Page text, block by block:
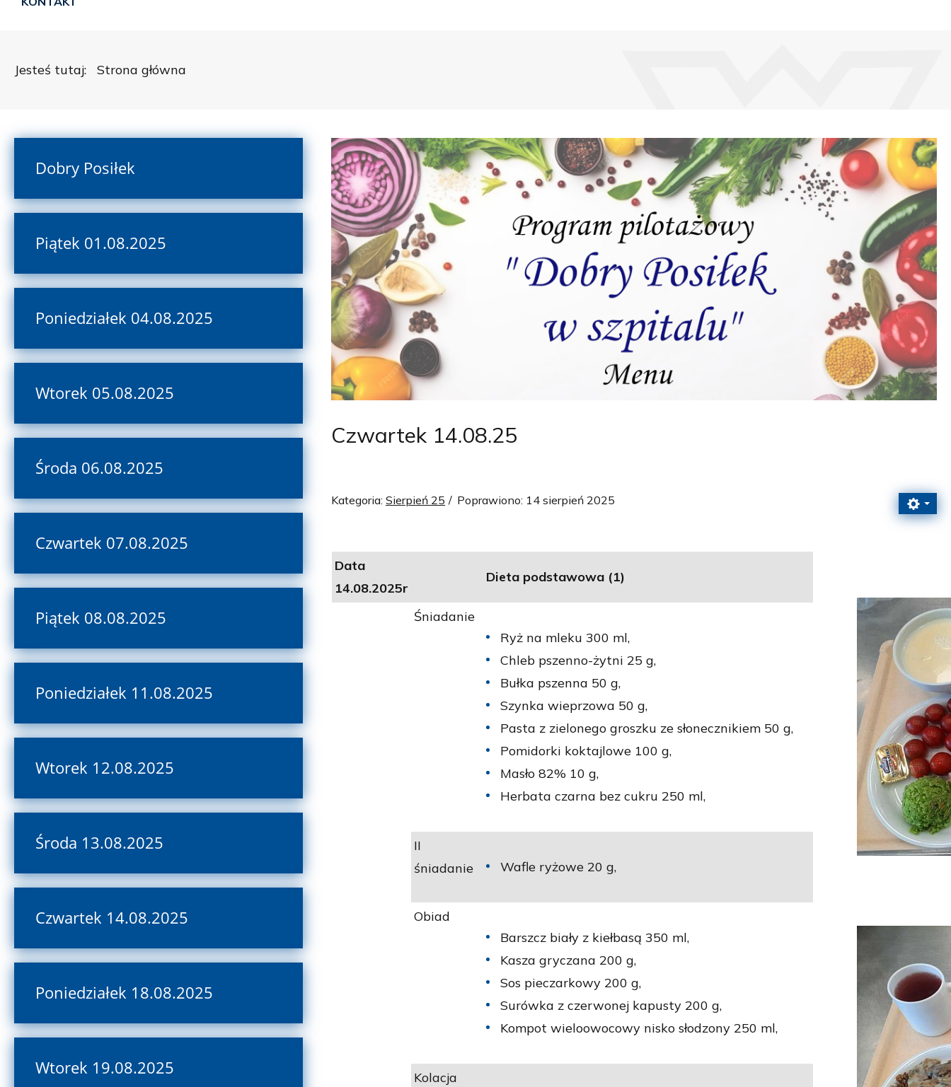
Jesteś tutaj: Strona główna
Czwartek 14.08.25
Kategoria: Sierpień 25 Poprawiono: 14 sierpień 2025
Data
14.08.2025r
Dieta podstawowa (1)
Śniadanie
Ryż na mleku 300 ml,
Chleb pszenno-żytni 25 g,
Bułka pszenna 50 g,
Szynka wieprzowa 50 g,
Pasta z zielonego groszku ze słonecznikiem 50 g,
Pomidorki koktajlowe 100 g,
Masło 82% 10 g,
Herbata czarna bez cukru 250 ml,
II
śniadanie
Wafle ryżowe 20 g,
Obiad
Barszcz biały z kiełbasą 350 ml,
Kasza gryczana 200 g,
Sos pieczarkowy 200 g,
Surówka z czerwonej kapusty 200 g,
Kompot wieloowocowy nisko słodzony 250 ml,
Kolacja
Dobry Posiłek
Piątek 01.08.2025
Poniedziałek 04.08.2025
Wtorek 05.08.2025
Środa 06.08.2025
Czwartek 07.08.2025
Piątek 08.08.2025
Poniedziałek 11.08.2025
Wtorek 12.08.2025
Środa 13.08.2025
Czwartek 14.08.2025
Poniedziałek 18.08.2025
Wtorek 19.08.2025